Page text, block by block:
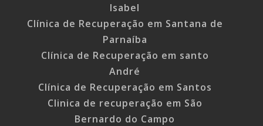
Isabel
Clínica de Recuperação em Santana de
Parnaíba
Clínica de Recuperação em santo
André
Clínica de Recuperação em Santos
Clinica de recuperação em São
Bernardo do Campo